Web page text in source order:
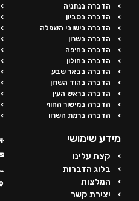
הדברה בנתניה
הדברה בסביון
הדברה בישובי השפלה
הדברה בשרון
הדברה בחיפה
הדברה בחולון
הדברה בבאר שבע
הדברה בהוד השרון
הדברה בראש העין
הדברה במישור החוף
הדברה ברמת השרון
מידע שימושי
קצת עלינו
בלוג הדברות
המלצות
יצירת קשר